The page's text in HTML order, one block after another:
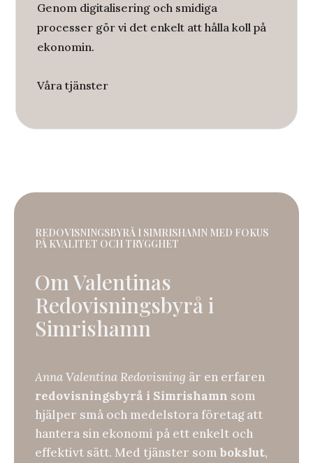
Genom digitalisering och smidiga
processer gör vi det enkelt att hålla koll på
ekonomin.
Våra tjänster
REDOVISNINGSBYRÅ I SIMRISHAMN MED FOKUS
PÅ KVALITET OCH TRYGGHET
Om Valentinas
Redovisningsbyrå i
Simrishamn
Anna Valentina Redovisning är en erfaren
redovisningsbyrå i Simrishamn som
hjälper små och medelstora företag att
hantera sin ekonomi på ett enkelt och
effektivt sätt. Med tjänster som bokslut,